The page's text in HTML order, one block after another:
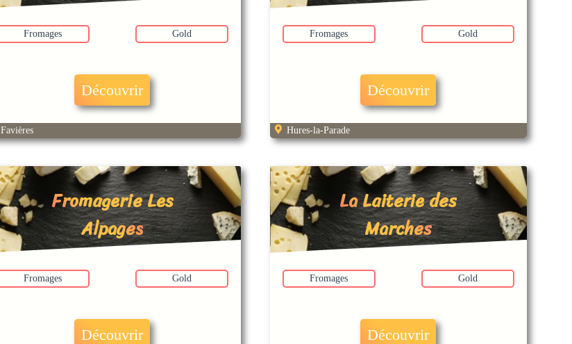
Fromages Gold
Découvrir
Favières
Fromages Gold
Découvrir
Hures-la-Parade
Fromagerie Les
Alpages
Fromages Gold
Découvrir
La Laiterie des
Marches
Fromages Gold
Découvrir